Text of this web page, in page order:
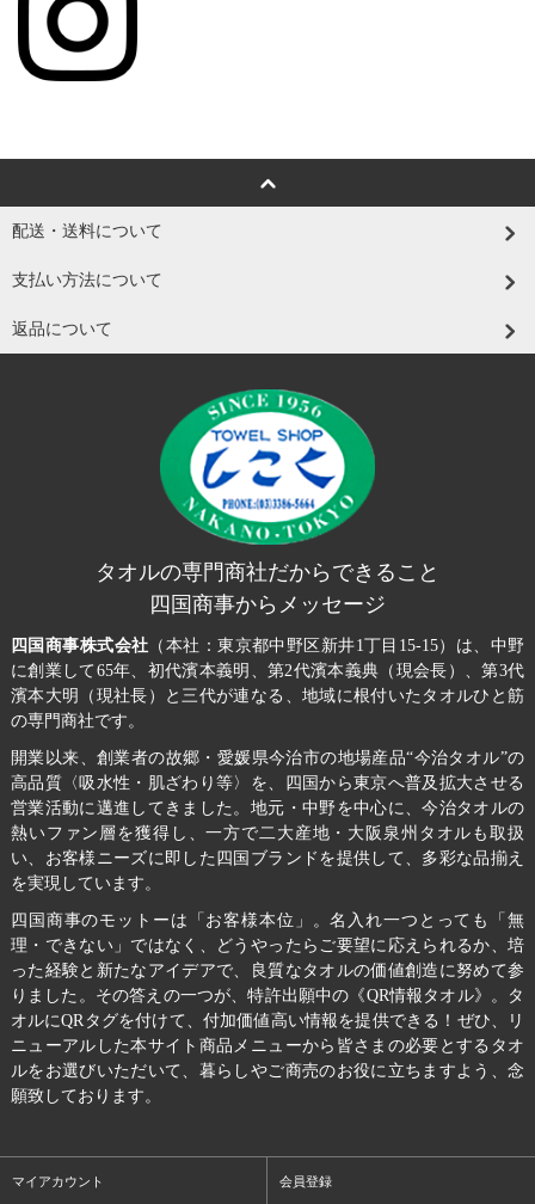
配送・送料について
支払い方法について
返品について
タオルの専門商社だからできること
四国商事からメッセージ
四国商事株式会社 （本社：東京都中野区新井1丁目15-15）は、中野
に創業して65年、初代濱本義明、第2代濱本義典（現会長）、第3代
濱本大明（現社長）と三代が連なる、地域に根付いたタオルひと筋
の専門商社です。
開業以来、創業者の故郷・愛媛県今治市の地場産品“今治タオル”の
高品質〈吸水性・肌ざわり等〉を、四国から東京へ普及拡大させる
営業活動に邁進してきました。地元・中野を中心に、今治タオルの
熱いファン層を獲得し、一方で二大産地・大阪泉州タオルも取扱
い、お客様ニーズに即した四国ブランドを提供して、多彩な品揃え
を実現しています。
四国商事のモットーは「お客様本位」。名入れ一つとっても「無
理・できない」ではなく、どうやったらご要望に応えられるか、培
った経験と新たなアイデアで、良質なタオルの価値創造に努めて参
りました。その答えの一つが、特許出願中の《QR情報タオル》。タ
オルにQRタグを付けて、付加価値高い情報を提供できる！ぜひ、リ
ニューアルした本サイト商品メニューから皆さまの必要とするタオ
ルをお選びいただいて、暮らしやご商売のお役に立ちますよう、念
願致しております。
マイアカウント 会員登録